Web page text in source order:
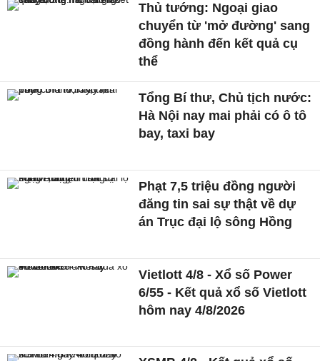
Thủ tướng: Ngoại giao
chuyển từ 'mở đường' sang
đồng hành đến kết quả cụ
thể
Tổng Bí thư, Chủ tịch nước:
Hà Nội nay mai phải có ô tô
bay, taxi bay
Phạt 7,5 triệu đồng người
đăng tin sai sự thật về dự
án Trục đại lộ sông Hồng
Vietlott 4/8 - Xổ số Power
6/55 - Kết quả xổ số Vietlott
hôm nay 4/8/2026